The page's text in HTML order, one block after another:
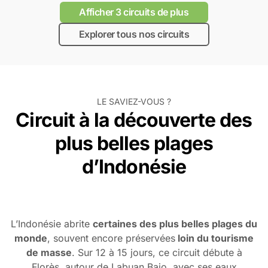
Afficher 3 circuits de plus
Explorer tous nos circuits
LE SAVIEZ-VOUS ?
Circuit à la découverte des
plus belles plages
d’Indonésie
L’Indonésie abrite certaines des plus belles plages du
monde, souvent encore préservées loin du tourisme
de masse. Sur 12 à 15 jours, ce circuit débute à